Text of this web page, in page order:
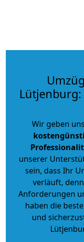
Wir geben
unserer
sein, dass Ihr
verläuft,
Anforderungen
haben die
und